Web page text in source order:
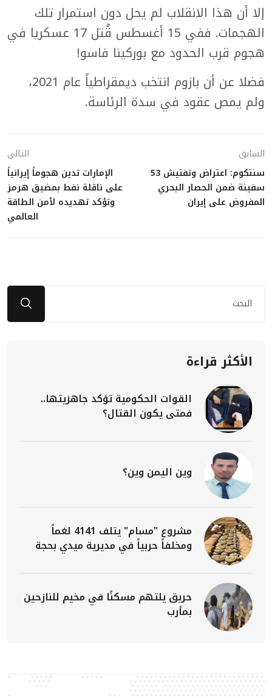
إلا أن هذا الانقلاب لم يحل دون استمرار تلك
الهجمات. ففي 15 أغسطس قُتل 17 عسكريا في
هجوم قرب الحدود مع بوركينا فاسو!
فضلا عن أن بازوم انتخب ديمقراطياً عام 2021،
ولم يمص عقود في سدة الرئاسة.
السابق
سنتكوم: اعتراض وتفتيش 53
سفينة ضمن الحصار البحري
المفروض على إيران
التالي
الإمارات تدين هجوماً إيرانياً
على ناقلة نفط بمضيق هرمز
وتؤكد تهديده لأمن الطاقة
العالمي
الأكثر قراءة
القوات الحكومية تؤكد جاهزيتها..
فمتى يكون القتال؟
وين اليمن وين؟
مشروع "مسام" يتلف 4141 لغماً
ومخلفاً حربياً في مديرية ميدي بحجة
حريق يلتهم مسكنًا في مخيم للنازحين
بمأرب